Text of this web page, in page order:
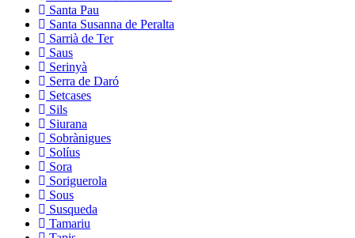
Santa Pau
Santa Susanna de Peralta
Sarrià de Ter
Saus
Serinyà
Serra de Daró
Setcases
Sils
Siurana
Sobrànigues
Solíus
Sora
Soriguerola
Sous
Susqueda
Tamariu